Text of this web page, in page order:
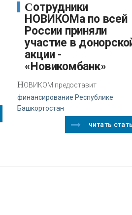
Сотрудники
НОВИКОМа по всей
России приняли
участие в
акции -
«Новикомбанк»
НОВИКОМ предоставит
финансирование Республике
Башкортостан
читать